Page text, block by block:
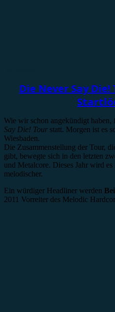
Die Never Say
Wie wir schon angekündigt haben,
Say Die! Tour statt. Morgen ist es
Wiesbaden.
Die Zusammenstellung der Tour,
gibt, bewegte sich in den letzten
und Metalcore. Dieses Jahr wird
melodischer.
Ein würdiger Headliner werden
2011 Vorreiter des Melodic